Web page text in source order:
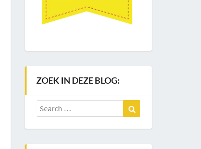
ZOEK IN DEZE BLOG:
Search
for: